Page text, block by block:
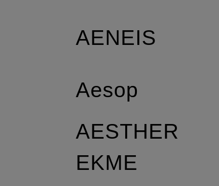
AENEIS
Aesop
AESTHER
EKME